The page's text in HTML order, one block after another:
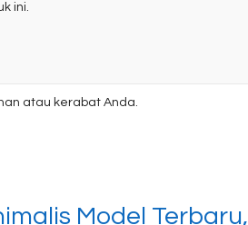
ini.
atau kerabat Anda.
Model Terbaru,